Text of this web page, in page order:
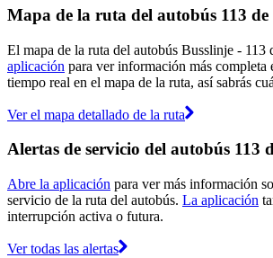
Mapa de la ruta del autobús 113 de
El mapa de la ruta del autobús Busslinje - 113
aplicación para ver información más completa
tiempo real en el mapa de la ruta, así sabrás
Ver el mapa detallado de la ruta
Alertas de servicio del autobús 113
Abre la aplicación para ver más información
servicio de la ruta del autobús. La aplicación
interrupción activa o futura.
Ver todas las alertas